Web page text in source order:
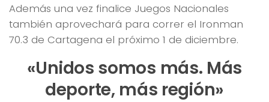
Además una vez finalice Juegos Nacionales
también aprovechará para correr el Ironman
70.3 de Cartagena el próximo 1 de diciembre.
«Unidos somos más. Más
deporte, más región»